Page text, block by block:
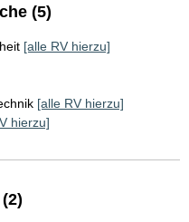
(5)
[alle RV hierzu]
[alle RV hierzu]
hierzu]